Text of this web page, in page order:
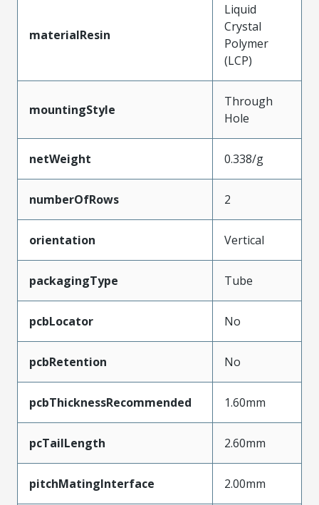
materialResin
Liquid
Crystal
Polymer
(LCP)
mountingStyle
Through
Hole
netWeight 0.338/g
numberOfRows 2
orientation Vertical
packagingType Tube
pcbLocator No
pcbRetention No
pcbThicknessRecommended 1.60mm
pcTailLength 2.60mm
pitchMatingInterface 2.00mm